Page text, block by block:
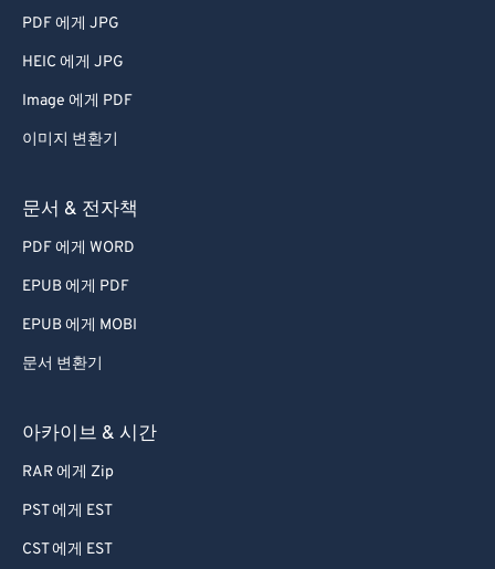
PDF 에게 JPG
HEIC 에게 JPG
Image 에게 PDF
이미지 변환기
문서 & 전자책
PDF 에게 WORD
EPUB 에게 PDF
EPUB 에게 MOBI
문서 변환기
아카이브 & 시간
RAR 에게 Zip
PST 에게 EST
CST 에게 EST